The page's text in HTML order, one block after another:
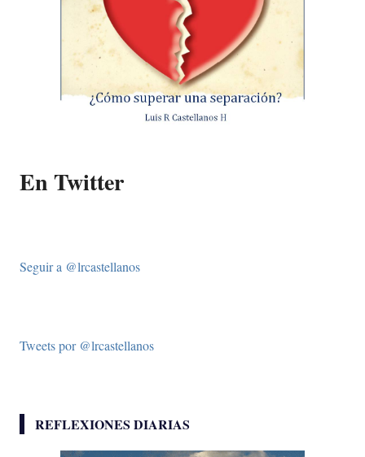
En Twitter
Seguir a @lrcastellanos
Tweets por @lrcastellanos
REFLEXIONES DIARIAS